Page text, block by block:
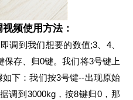
频使用方法：
到我们想要的数值;3、4、
存、归0键。我们将3号键上
下：我们按3号键--出现原始
调到3000kg，按8键归0，那